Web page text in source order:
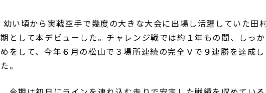
幼い頃から実戦空手で幾度の大きな大会に出場し活躍していた田
期として本デビューした。チャレンジ戦では約１年もの間、しっ
めをして、今年６月の松山で３場所連続の完全Ｖで９連勝を達成
た。